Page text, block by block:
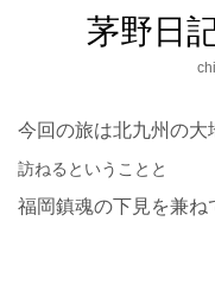
茅野日
今回の旅は北九州の大
訪ねるということと
福岡鎮魂の下見を兼ね